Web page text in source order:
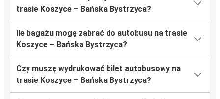
trasie Koszyce – Bańska Bystrzycа?
Ile bagażu mogę zabrać do autobusu na trasie
Koszyce – Bańska Bystrzycа?
Czy muszę wydrukować bilet autobusowy na
trasie Koszyce – Bańska Bystrzycа?